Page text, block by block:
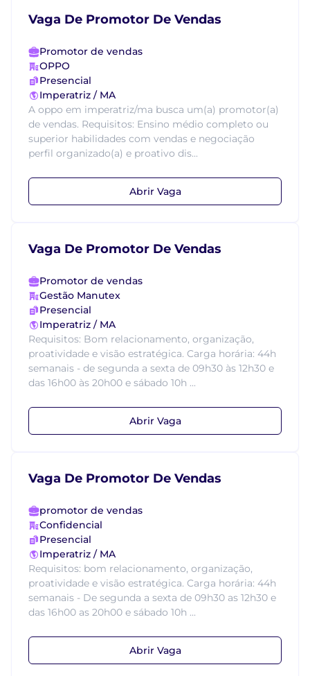
Vaga De Promotor De Vendas
Promotor de vendas
OPPO
Presencial
Imperatriz / MA
A oppo em imperatriz/ma busca um(a) promotor(a)
de vendas. Requisitos: Ensino médio completo ou
superior habilidades com vendas e negociação
perfil organizado(a) e proativo dis...
Abrir Vaga
Vaga De Promotor De Vendas
Promotor de vendas
Gestão Manutex
Presencial
Imperatriz / MA
Requisitos: Bom relacionamento, organização,
proatividade e visão estratégica. Carga horária: 44h
semanais - de segunda a sexta de 09h30 às 12h30 e
das 16h00 às 20h00 e sábado 10h ...
Abrir Vaga
Vaga De Promotor De Vendas
promotor de vendas
Confidencial
Presencial
Imperatriz / MA
Requisitos: bom relacionamento, organização,
proatividade e visão estratégica. Carga horária: 44h
semanais - De segunda a sexta de 09h30 as 12h30 e
das 16h00 as 20h00 e sábado 10h ...
Abrir Vaga